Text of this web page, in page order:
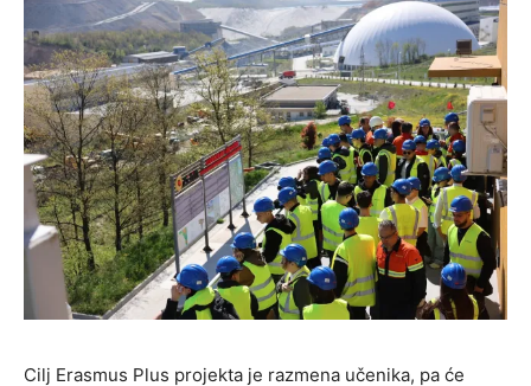
Cilj Erasmus Plus projekta je razmena učenika, pa će